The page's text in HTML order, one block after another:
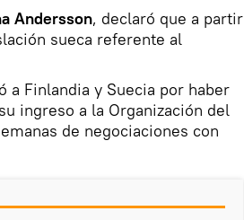
Andersson, declaró que a partir
sueca referente al
a Finlandia y Suecia por haber
ingreso a la Organización del
de negociaciones con